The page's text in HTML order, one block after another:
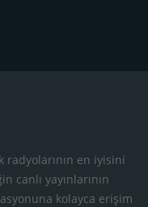
radyolarının en iyisini
canlı yayınlarının
kolayca erişim